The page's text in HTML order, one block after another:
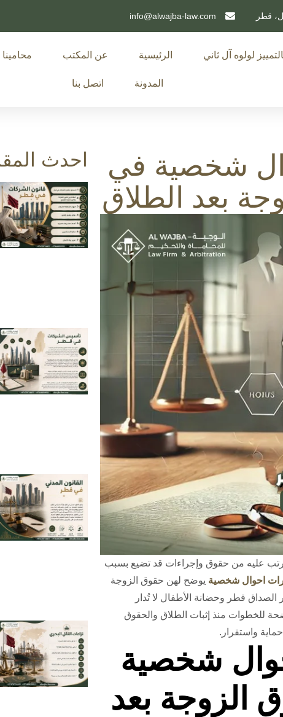
info@alwajba-law.com
لولوه آل ثاني الرئيسية عن المكتب محامينا
المدونة اتصل بنا
شخصية في
بعد الطلاق
عليه من حقوق وإجراءات قد تضيع بسبب
احوال شخصية يوضح لهن حقوق الزوجة
الصداق قطر وحضانة الأطفال لا تُدار
للخطوات منذ إثبات الطلاق والحقوق
واستقرار.
شخصية
الزوجة بعد
احدث